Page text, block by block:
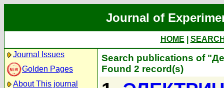
Journal of
HOME
Journal Issues
Golden Pages
About This journal
Search publications of
Found 2 record(s)